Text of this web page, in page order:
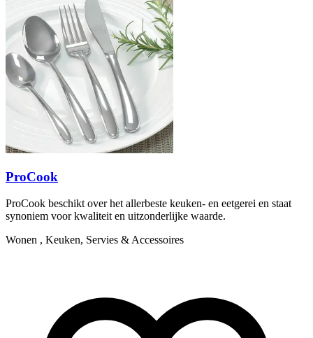
ProCook
ProCook beschikt over het allerbeste keuken- en eetgerei en staat
synoniem voor kwaliteit en uitzonderlijke waarde.
Wonen , Keuken, Servies & Accessoires